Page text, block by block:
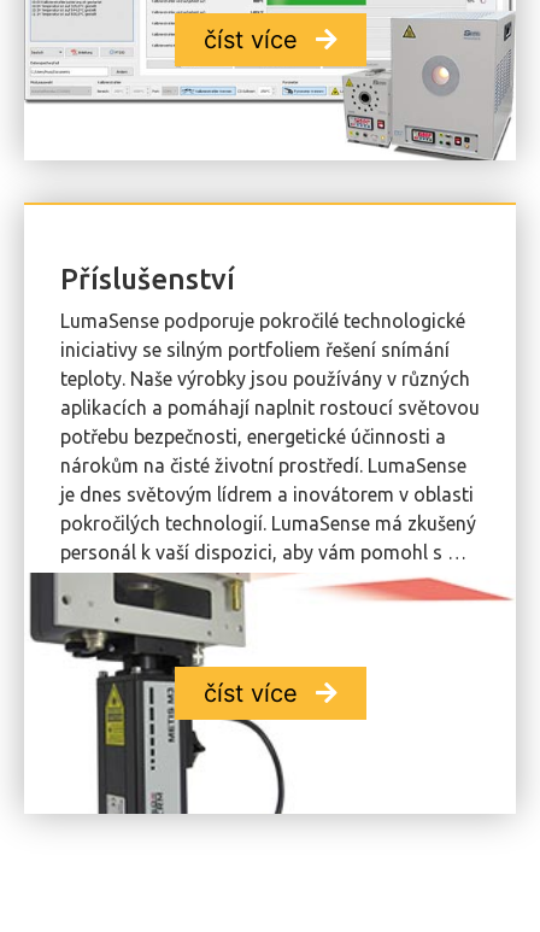
číst více
Příslušenství
LumaSense podporuje pokročilé technologické
iniciativy se silným portfoliem řešení snímání
teploty. Naše výrobky jsou používány v různých
aplikacích a pomáhají naplnit rostoucí světovou
potřebu bezpečnosti, energetické účinnosti a
nárokům na čisté životní prostředí. LumaSense
je dnes světovým lídrem a inovátorem v oblasti
pokročilých technologií. LumaSense má zkušený
personál k vaší dispozici, aby vám pomohl s …
číst více